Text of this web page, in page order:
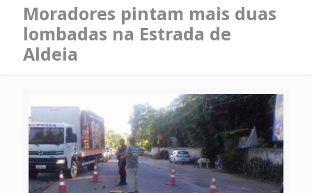
Moradores pintam mais duas
lombadas na Estrada de
Aldeia